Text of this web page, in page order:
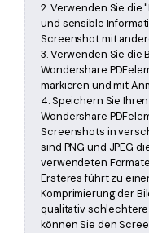
2. Verwenden Sie die
und sensible
Screenshot mit
3. Verwenden Sie
Wondershare
markieren und mit
4. Speichern Sie
Wondershare
Screenshots in
sind PNG und JPEG
verwendeten
Ersteres führt zu
Komprimierung der
qualitativ
können Sie den